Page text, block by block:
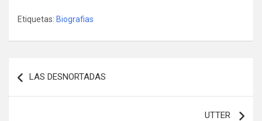
Etiquetas: Biografias
de
LAS DESNORTADAS
UTTER